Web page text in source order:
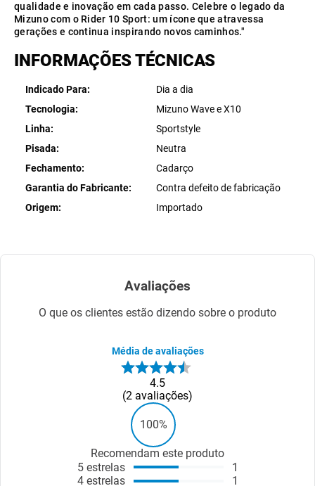
qualidade e inovação em cada passo. Celebre o legado da
Mizuno com o Rider 10 Sport: um ícone que atravessa
gerações e continua inspirando novos caminhos."
INFORMAÇÕES TÉCNICAS
Indicado Para
Dia a dia
Tecnologia
Mizuno Wave e X10
Linha
Sportstyle
Pisada
Neutra
Fechamento
Cadarço
Garantia do Fabricante
Contra defeito de fabricação
Origem
Importado
Avaliações
O que os clientes estão dizendo sobre o produto
Média de avaliações
4.5
2 avaliações
100%
Recomendam este produto
5 estrelas
4 estrelas
1
1